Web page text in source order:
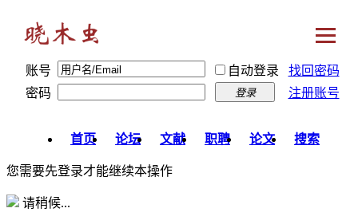
账号 自动登录
找回密码
密码
登录 注册账号
首页 论坛 文献 职聘 论文 搜索
您需要先登录才能继续本操作
请稍候...